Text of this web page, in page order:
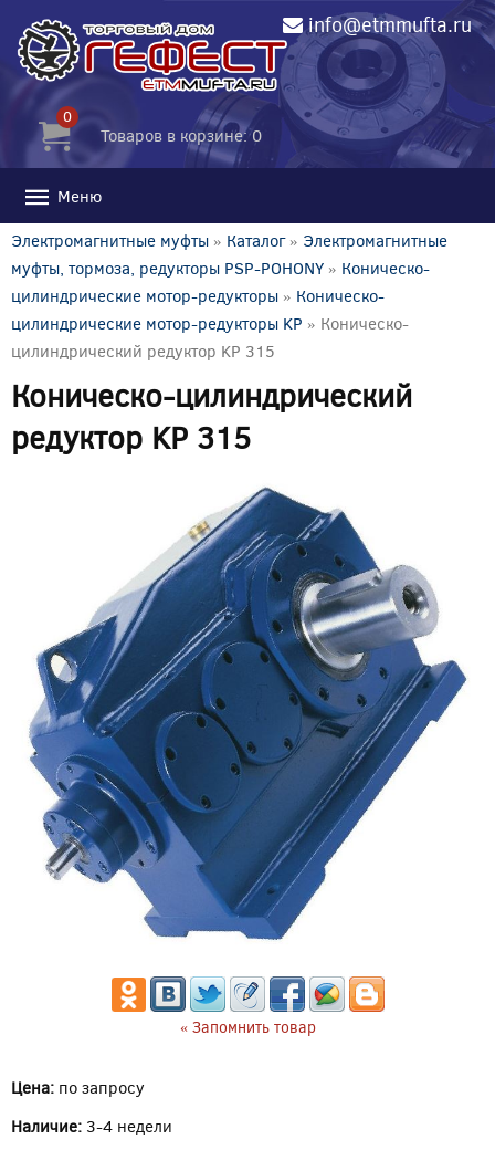
info@etmmufta.ru
0
Товаров в корзине: 0
Меню
Электромагнитные муфты » Каталог» Электромагнитные
муфты, тормоза, редукторы PSP-POHONY » Коническо-
цилиндрические мотор-редукторы » Коническо-
цилиндрические мотор-редукторы KP » Коническо-
цилиндрический редуктор KP 315
Коническо-цилиндрический
редуктор KP 315
« Запомнить товар
Цена: по запросу
Наличие: 3-4 недели